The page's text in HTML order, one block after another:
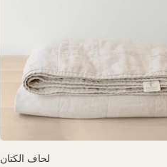
لحاف الكتان